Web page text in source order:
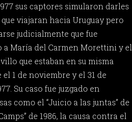
sus captores simularon darles
viajaran hacia Uruguay pero
judicialmente que fue
a María del Carmen Morettini y el
que estaban en su misma
1 de noviembre y el 31 de
Su caso fue juzgado en
como el “Juicio a las juntas” de
de 1986, la causa contra el